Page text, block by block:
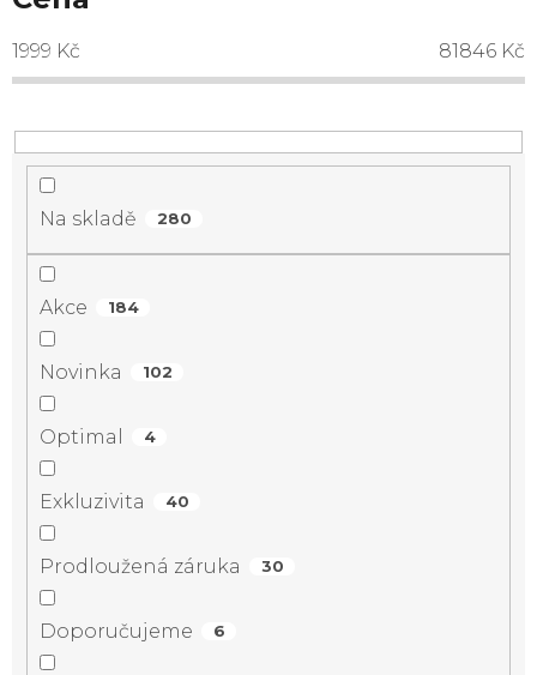
1999 Kč 81846 Kč
Na skladě 280
Akce 184
Novinka 102
Optimal 4
Exkluzivita 40
Prodloužená záruka 30
Doporučujeme 6